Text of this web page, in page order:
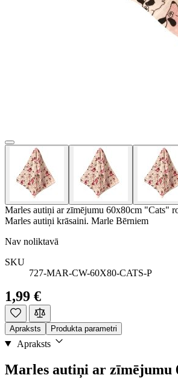
Marles autiņi ar zīmējumu 60x80cm "Cats"
Marles autiņi krāsaini. Marle Bērniem
Nav noliktavā
SKU
727-MAR-CW-60X80-CATS-P
1,99 €
Apraksts Produkta parametri
Apraksts
Marles autiņi ar zīmējumu